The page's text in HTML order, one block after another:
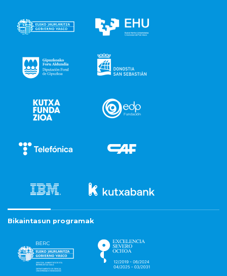
Bikaintasun programak